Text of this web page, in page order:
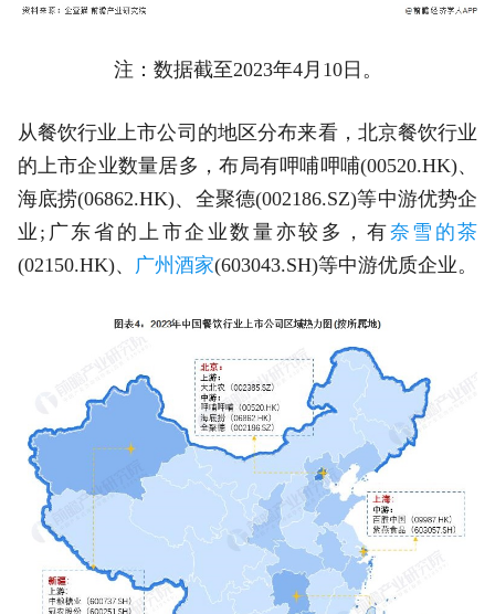
注：数据截至2023年4月10日。
从餐饮行业上市公司的地区分布来看，北京餐饮行业
的上市企业数量居多，布局有呷哺呷哺(00520.HK)、
海底捞(06862.HK)、全聚德(002186.SZ)等中游优势企
业;广东省的上市企业数量亦较多，有奈雪的茶
(02150.HK)、
广州酒家(603043.SH)等中游优质企业。